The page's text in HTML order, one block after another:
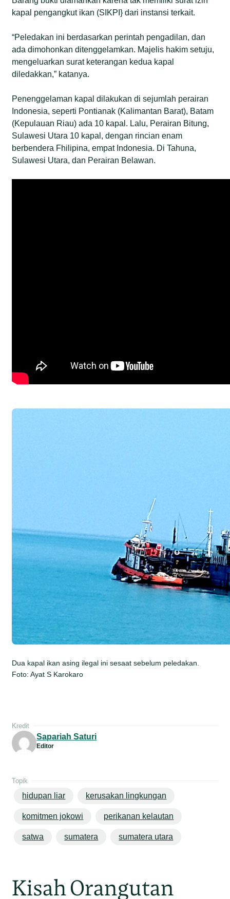
kapal pengangkut ikan (SIKPI} dari instansi terkait.
“Peledakan ini berdasarkan perintah pengadilan, dan
ada dimohonkan ditenggelamkan. Majelis hakim setuju,
mengeluarkan surat keterangan kedua kapal
diledakkan,” katanya.
Penenggelaman kapal dilakukan di sejumlah perairan
Indonesia, seperti Pontianak (Kalimantan Barat), Batam
(Kepulauan Riau) ada 10 kapal. Lalu, Perairan Bitung,
Sulawesi Utara 10 kapal, dengan rincian enam
berbendera Fhilipina, empat Indonesia. Di Tahuna,
Sulawesi Utara, dan Perairan Belawan.
Dua kapal ikan asing ilegal ini sesaat sebelum peledakan.
Foto: Ayat S Karokaro
Kredit
Sapariah Saturi
Editor
Topik
hidupan liar kerusakan lingkungan
komitmen jokowi perikanan kelautan
satwa sumatera sumatera utara
Kisah Orangutan